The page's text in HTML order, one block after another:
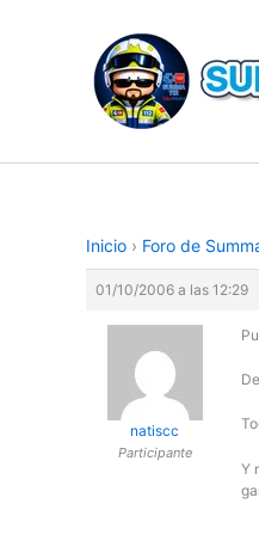
contenido
Inicio › Foro de
01/10/2006 a las 12:29
natiscc
Participante
Y